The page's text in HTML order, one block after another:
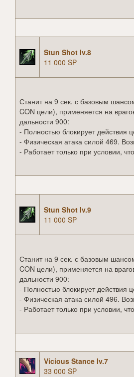
Stun Shot lv.8
11 000 SP
Станит на 9 сек. с базовым
CON цели), применяется на
дальности 900:
- Полностью блокирует действия
- Физическая атака силой 469.
- Работает только при условии,
Stun Shot lv.9
11 000 SP
Станит на 9 сек. с базовым
CON цели), применяется на
дальности 900:
- Полностью блокирует действия
- Физическая атака силой 496.
- Работает только при условии,
Vicious Stance lv.7
33 000 SP